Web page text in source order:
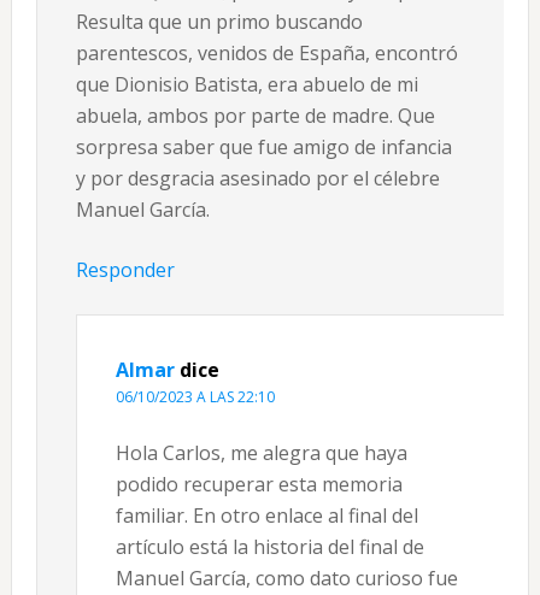
Resulta que un primo buscando
parentescos, venidos de España, encontró
que Dionisio Batista, era abuelo de mi
abuela, ambos por parte de madre. Que
sorpresa saber que fue amigo de infancia
y por desgracia asesinado por el célebre
Manuel García.
Responder
Almar dice
06/10/2023 A LAS 22:10
Hola Carlos, me alegra que haya
podido recuperar esta memoria
familiar. En otro enlace al final del
artículo está la historia del final de
Manuel García, como dato curioso fue